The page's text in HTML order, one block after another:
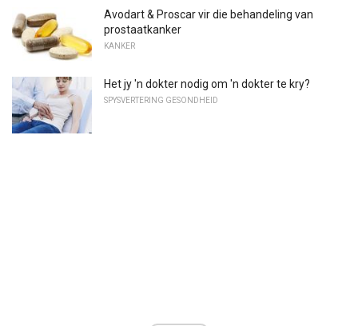
Avodart & Proscar vir die behandeling van
prostaatkanker
KANKER
Het jy 'n dokter nodig om 'n dokter te kry?
SPYSVERTERING GESONDHEID